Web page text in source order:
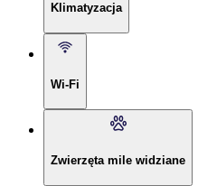
Klimatyzacja
Wi-Fi
Zwierzęta mile widziane